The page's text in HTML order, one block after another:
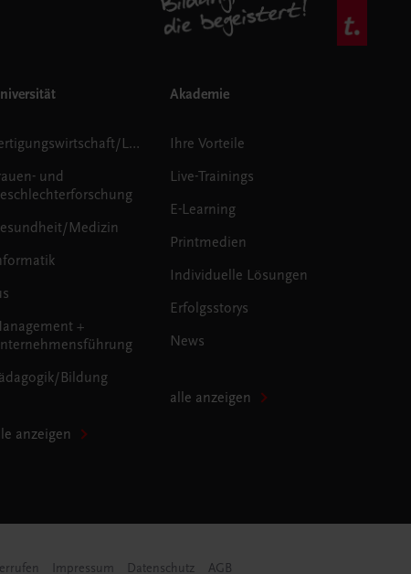
Fertigungswirtschaft/Logistik
und
Medizin
+
Bildung
anzeigen
Akademie
Ihre Vorteile
Live-Trainings
E-Learning
Printmedien
Individuelle Lösungen
Erfolgsstorys
News
alle anzeigen
Impressum Datenschutz AGB